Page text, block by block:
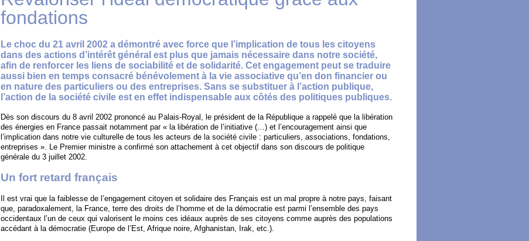
fondations
Le choc du 21 avril 2002 a démontré avec force que l’implication de tous les citoyens
dans des actions d’intérêt général est plus que jamais nécessaire dans notre société,
afin de renforcer les liens de sociabilité et de solidarité. Cet engagement peut se traduire
aussi bien en temps consacré bénévolement à la vie associative qu’en don financier ou
en nature des particuliers ou des entreprises. Sans se substituer à l’action publique,
l’action de la société civile est en effet indispensable aux côtés des politiques publiques.
Dès son discours du 8 avril 2002 prononcé au Palais-Royal, le président de la République a rappelé que la libération
des énergies en France passait notamment par « la libération de l’initiative (…) et l’encouragement ainsi que
l’implication dans notre vie culturelle de tous les acteurs de la société civile : particuliers, associations, fondations,
entreprises ». Le Premier ministre a confirmé son attachement à cet objectif dans son discours de politique
générale du 3 juillet 2002.
Un fort retard français
Il est vrai que la faiblesse de l’engagement citoyen et solidaire des Français est un mal propre à notre pays, faisant
que, paradoxalement, la France, terre des droits de l’homme et de la démocratie est parmi l’ensemble des pays
occidentaux l’un de ceux qui valorisent le moins ces idéaux auprès de ses citoyens comme auprès des populations
accédant à la démocratie (Europe de l’Est, Afrique noire, Afghanistan, Irak, etc.).